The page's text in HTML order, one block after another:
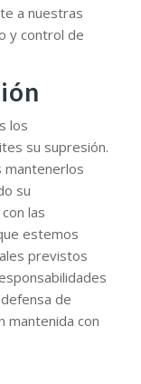
a nuestras
y control de
los
su supresión.
mantenerlos
su
las
estemos
previstos
de
mantenida con